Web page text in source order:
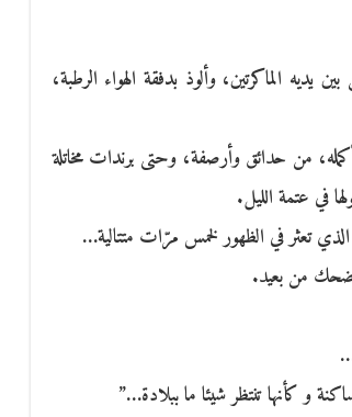
الماكرتين، وألوذ بدفقة الهواء الرطبة،
من حدائق وأرصفة، وحتى برندات مخاتلة
في عتمة الليل.
تعثر في الظهور لخمس مرّات متتالية…
من بعيد.
و كأنها تنتظر شيئا ما ببلادة…”